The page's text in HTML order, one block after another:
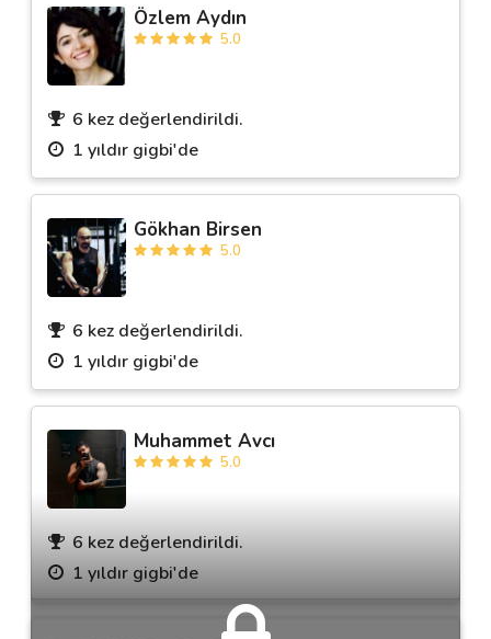
Nasıl Çalışır?
Müşteri Değerlendirmeleri
Destek
İletişim
Kariyer
Blog
Özlem Aydın
5.0
6 kez değerlendirildi.
1 yıldır gigbi'de
Gökhan Birsen
5.0
6 kez değerlendirildi.
1 yıldır gigbi'de
Muhammet Avcı
5.0
6 kez değerlendirildi.
1 yıldır gigbi'de